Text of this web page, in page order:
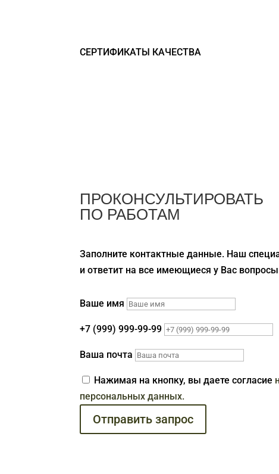
СЕРТИФИКАТЫ КАЧЕСТВА
ПРОКОНСУЛЬТИРОВАТЬ
ПО РАБОТАМ
Заполните контактные данные. Наш
и ответит на все имеющиеся у Вас
Ваше имя
+7 (999) 999-99-99
Ваша почта
Нажимая на кнопку, вы даете согласие
персональных данных.
Отправить запрос